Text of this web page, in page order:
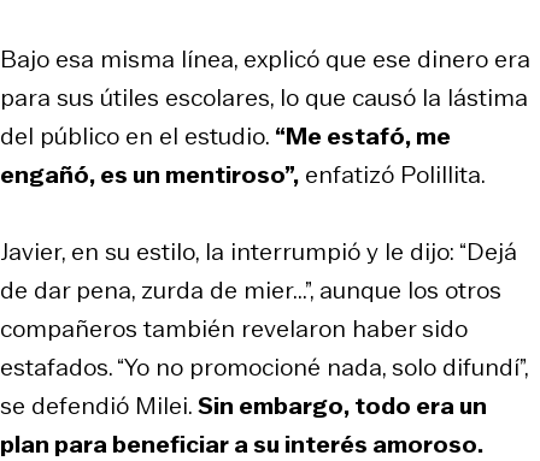
Bajo esa misma línea, explicó que ese dinero era
para sus útiles escolares, lo que causó la lástima
del público en el estudio. “Me estafó, me
engañó, es un mentiroso”, enfatizó Polillita.
Javier, en su estilo, la interrumpió y le dijo: “Dejá
de dar pena, zurda de mier...”, aunque los otros
compañeros también revelaron haber sido
estafados. “Yo no promocioné nada, solo difundí”,
se defendió Milei.Sin embargo, todo era un
plan para beneficiar a su interés amoroso.